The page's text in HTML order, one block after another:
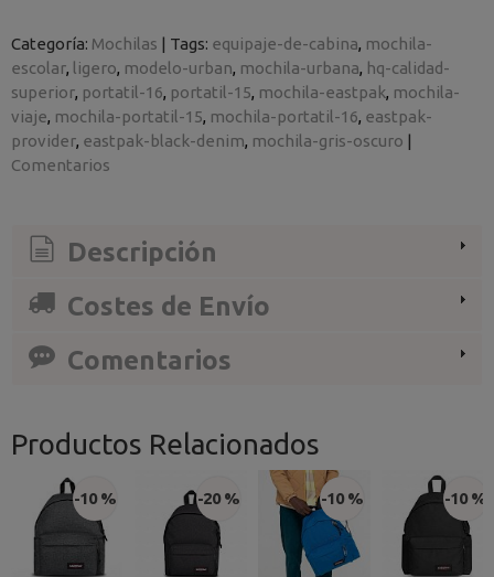
Categoría: Mochilas | Tags: equipaje-de-cabina mochila-
escolar
ligero modelo-urban mochila-urbana hq-calidad-
superior portatil-16 portatil-15 mochila-eastpak mochila-
viaje mochila-portatil-15 mochila-portatil-16 eastpak-
provider eastpak-black-denim mochila-gris-oscuro |
Comentarios
Descripción
Costes de Envío
Comentarios
Productos Relacionados
-10 % -20 % -10 % -10 %